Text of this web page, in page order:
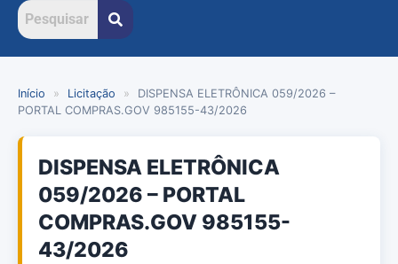
Início » Licitação »
DISPENSA ELETRÔNICA 059/2026 –
PORTAL COMPRAS.GOV 985155-43/2026
DISPENSA ELETRÔNICA
059/2026 – PORTAL
COMPRAS.GOV 985155-
43/2026